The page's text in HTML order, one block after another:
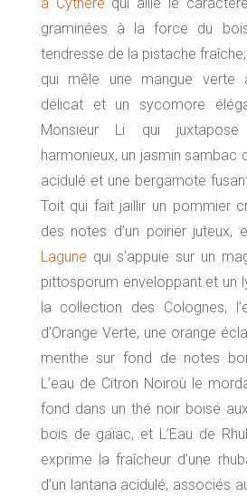
à Cythère qui allie le
graminées à la force du
tendresse de la pistache fraîche;
qui mêle une mangue verte
délicat et un sycomore
Monsieur Li qui
harmonieux, un jasmin sambac
acidulé et une bergamote
Toit qui fait jaillir un pommier
des notes d’un poirier juteux,
Lagune qui s’appuie sur un
pittosporum enveloppant et un
la collection des Colognes,
d’Orange Verte, une orange
menthe sur fond de notes
L’eau de Citron Noiroù le
fond dans un thé noir boisé
bois de gaïac, et L’Eau de
exprime la fraîcheur d’une
d’un lantana acidulé, associés